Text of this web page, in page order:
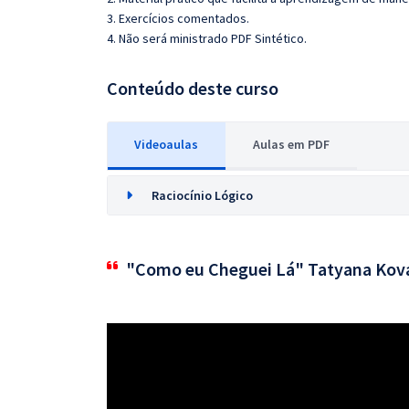
3. Exercícios comentados.
4. Não será ministrado PDF Sintético.
Conteúdo deste curso
Videoaulas Aulas em PDF
Raciocínio Lógico
"Como eu Cheguei Lá" Tatyana